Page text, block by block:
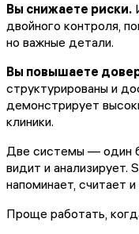
Вы снижаете риски.
двойного контроля,
но важные детали.
Вы повышаете
структурированы и
демонстрирует
клиники.
Две системы — один
видит и анализирует.
напоминает, считает
Проще работать,